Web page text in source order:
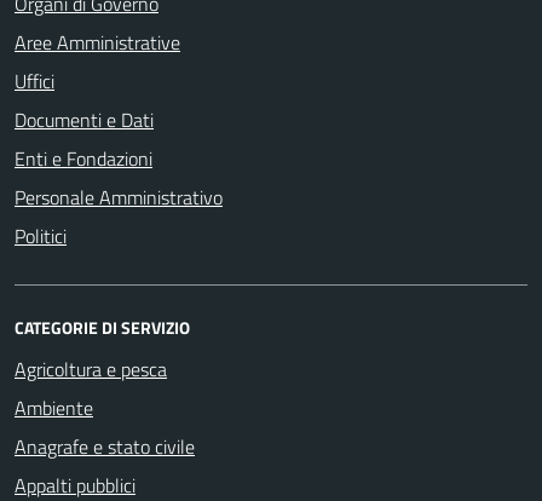
Aree Amministrative
Uffici
Documenti e Dati
Enti e Fondazioni
Personale Amministrativo
Politici
CATEGORIE DI SERVIZIO
Agricoltura e pesca
Ambiente
Anagrafe e stato civile
Appalti pubblici